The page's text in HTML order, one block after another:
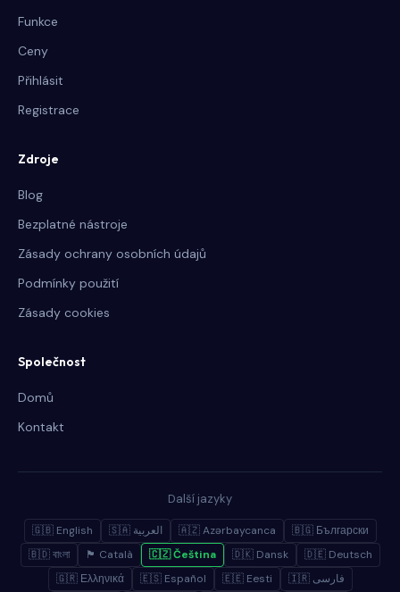
Funkce
Ceny
Přihlásit
Registrace
Zdroje
Blog
Bezplatné nástroje
Zásady ochrany osobních údajů
Podmínky použití
Zásady cookies
Společnost
Domů
Kontakt
Další jazyky
🇬🇧 English 🇸🇦 العربية 🇦🇿 Azərbaycanca
🇧🇬 Български
🇧🇩 বাংলা
🏴 Català 🇨🇿 Čeština 🇩🇰 Dansk
🇩🇪 Deutsch
🇬🇷 Ελληνικά
🇪🇸 Español 🇪🇪 Eesti 🇮🇷 فارسی